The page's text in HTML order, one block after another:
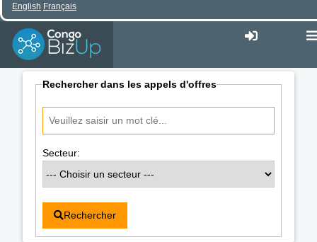
English Français
Rechercher dans les appels d'offres
Secteur:
Rechercher